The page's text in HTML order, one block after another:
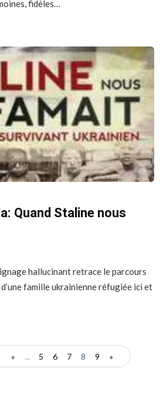
fidèles…
Quand Staline nous
hallucinant retrace le parcours
famille ukrainienne réfugiée ici et
« ... 5 6 7 8 9 »